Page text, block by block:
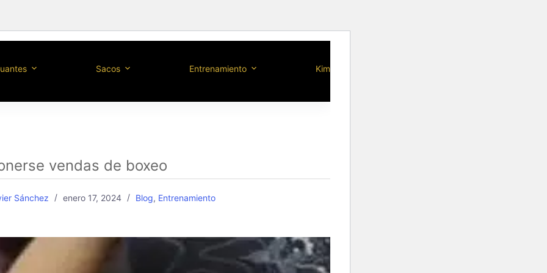
Sacos Entrenamiento Kimonos/Cinturones
vendas de boxeo
Sánchez enero 17, 2024 Blog, Entrenamiento